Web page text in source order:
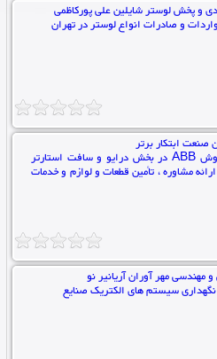
و پخش لوستر شایلین علی پورکاظمی
و صادرات انواع لوستر در تهران
ابتکار برتر
نماینده فروش ABB در بخش درایو و سافت استارتر
مشاوره ، تأمین قطعات و لوازم و خدمات
مهر آوران آریانیر نو
سیستم های الکتریک صنایع